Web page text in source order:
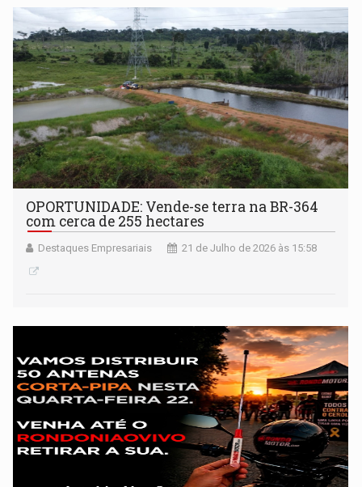
OPORTUNIDADE: Vende-se terra na BR-364
com cerca de 255 hectares
Destaques Empresariais 21 de Julho de 2026 às 15:58